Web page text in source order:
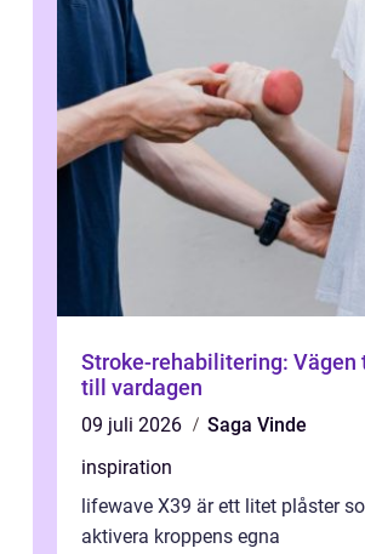
Stroke-rehabilitering: Vägen
till vardagen
09 juli 2026
Saga Vinde
inspiration
lifewave X39 är ett litet plåster
aktivera kroppens egna